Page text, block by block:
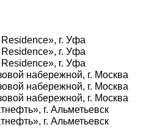
г. Уфа
г. Уфа
г. Уфа
набережной, г. Москва
набережной, г. Москва
набережной, г. Москва
г. Альметьевск
г. Альметьевск